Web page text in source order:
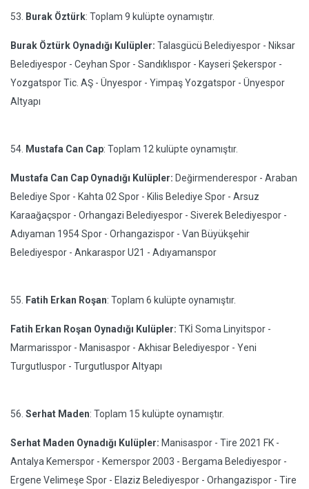
53. Burak Öztürk: Toplam 9 kulüpte oynamıştır.
Burak Öztürk Oynadığı Kulüpler: Talasgücü Belediyespor - Niksar
Belediyespor - Ceyhan Spor - Sandıklıspor - Kayseri Şekerspor -
Yozgatspor Tic. AŞ - Ünyespor - Yimpaş Yozgatspor - Ünyespor
Altyapı
54. Mustafa Can Cap: Toplam 12 kulüpte oynamıştır.
Mustafa Can Cap Oynadığı Kulüpler: Değirmenderespor - Araban
Belediye Spor - Kahta 02 Spor - Kilis Belediye Spor - Arsuz
Karaağaçspor - Orhangazi Belediyespor - Siverek Belediyespor -
Adıyaman 1954 Spor - Orhangazispor - Van Büyükşehir
Belediyespor - Ankaraspor U21 - Adıyamanspor
55. Fatih Erkan Roşan: Toplam 6 kulüpte oynamıştır.
Fatih Erkan Roşan Oynadığı Kulüpler: TKİ Soma Linyitspor -
Marmarisspor - Manisaspor - Akhisar Belediyespor - Yeni
Turgutluspor - Turgutluspor Altyapı
56. Serhat Maden: Toplam 15 kulüpte oynamıştır.
Serhat Maden Oynadığı Kulüpler: Manisaspor - Tire 2021 FK -
Antalya Kemerspor - Kemerspor 2003 - Bergama Belediyespor -
Ergene Velimeşe Spor - Elaziz Belediyespor - Orhangazispor - Tire